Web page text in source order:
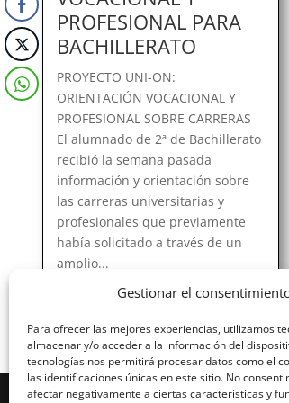
Gestionar el
Para ofrecer las mejores experiencias, utilizamos
almacenar y/o acceder a la información del
tecnologías nos permitirá procesar datos como el
las identificaciones únicas en este sitio. No
afectar negativamente a ciertas características y
PROFESIONAL PARA
BACHILLERATO
PROYECTO UNI-ON:
ORIENTACIÓN VOCACIONAL Y
PROFESIONAL SOBRE CARRERAS
El alumnado de 2ª de Bachillerato
recibió la semana pasada
información y orientación sobre
las carreras universitarias y
profesionales que previamente
había solicitado a través de un
amplio...
Diseñado por Escuelas Pías